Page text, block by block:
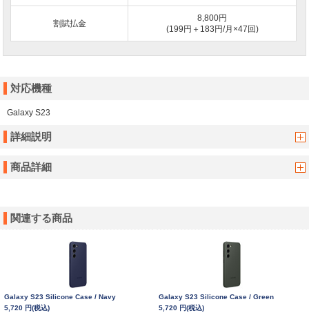
割賦払金
8,800円
(199円＋183円/月×47回)
対応機種
Galaxy S23
詳細説明
商品詳細
関連する商品
Galaxy S23 Silicone Case / Navy
5,720 円(税込)
Galaxy S23 Silicone Case / Green
5,720 円(税込)